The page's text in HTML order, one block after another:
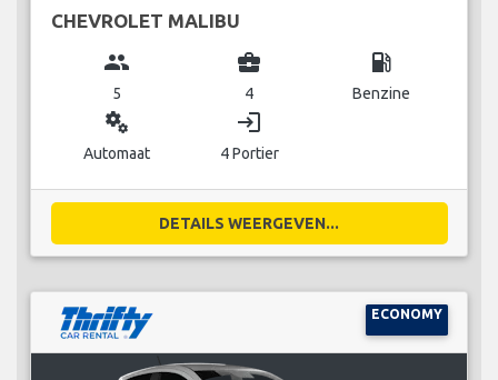
CHEVROLET MALIBU
group
5
business_center
4
local_gas_station
Benzine
miscellaneous_services
Automaat
login
4 Portier
DETAILS WEERGEVEN...
ECONOMY